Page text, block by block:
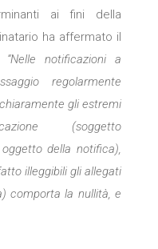
ai fini della
ha affermato il
“Nelle notificazioni a
regolarmente
gli estremi
(soggetto
della notifica),
illeggibili gli allegati
comporta la nullità, e